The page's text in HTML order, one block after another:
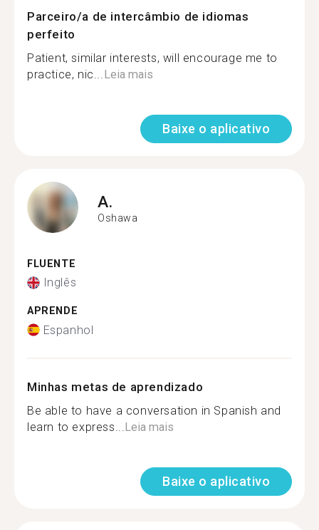
Parceiro/a de intercâmbio de idiomas
perfeito
Patient, similar interests, will encourage me to
practice, nic... Leia mais
Baixe o aplicativo
A.
Oshawa
FLUENTE
Inglês
APRENDE
Espanhol
Minhas metas de aprendizado
Be able to have a conversation in Spanish and
learn to express... Leia mais
Baixe o aplicativo